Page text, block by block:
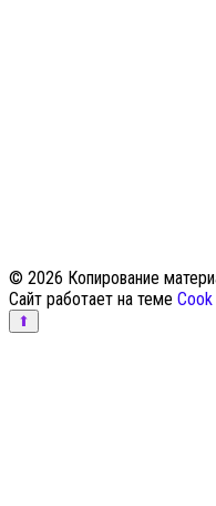
© 2026 Копирование
Сайт работает на теме